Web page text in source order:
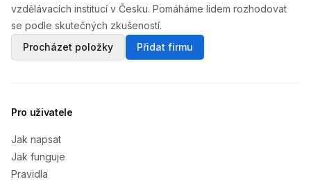
vzdělávacích institucí v Česku. Pomáháme lidem rozhodovat
se podle skutečných zkušeností.
Procházet položky
Přidat firmu
Pro uživatele
Jak napsat
Jak funguje
Pravidla